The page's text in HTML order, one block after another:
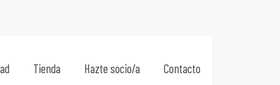
Tienda Hazte socio/a Contacto